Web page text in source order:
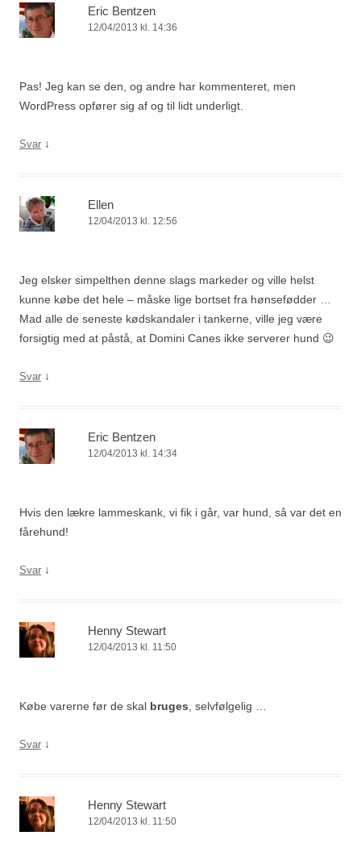
Eric Bentzen
12/04/2013 kl. 14:36
Pas! Jeg kan se den, og andre har kommenteret, men
WordPress opfører sig af og til lidt underligt.
Svar ↓
Ellen
12/04/2013 kl. 12:56
Jeg elsker simpelthen denne slags markeder og ville helst
kunne købe det hele – måske lige bortset fra hønsefødder …
Mad alle de seneste kødskandaler i tankerne, ville jeg være
forsigtig med at påstå, at Domini Canes ikke serverer hund 😉
Svar ↓
Eric Bentzen
12/04/2013 kl. 14:34
Hvis den lækre lammeskank, vi fik i går, var hund, så var det en
fårehund!
Svar ↓
Henny Stewart
12/04/2013 kl. 11:50
Købe varerne før de skal bruges , selvfølgelig …
Svar ↓
Henny Stewart
12/04/2013 kl. 11:50